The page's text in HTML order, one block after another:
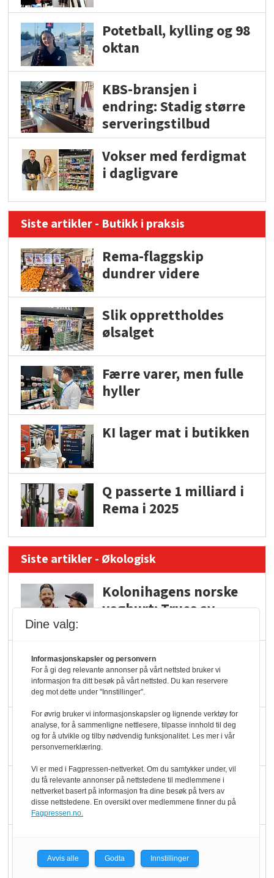
Potetball, kylling og 98
oktan
KBS-bransjen i
endring: Stadig større
serveringstilbud
Vokser med ferdigmat
i dagligvare
Siste artikler - Butikk i praksis
Rema-flaggskip
dundrer videre
Slik opprettholdes
ølsalget
Færre varer, men fulle
hyller
KI lager mat i butikken
Q passerte 1 milliard i
Rema i 2025
Siste artikler - Økologisk
Kolonihagens norske
yoghurt: Trues av
Marit Kolby vant
Økologisk Norge sin
hederspris
Blir enklere å velge
økologisk i butikkhylla
Kolonihagen sliter
med å få tak i nok melk
er klare! Er markedet
Dine valg:
Informasjonskapsler og personvern
For å gi deg relevante annonser på vårt nettsted bruker vi
informasjon fra ditt besøk på vårt nettsted. Du kan reservere
deg mot dette under "Innstillinger".
For øvrig bruker vi informasjonskapsler og lignende verktøy for
analyse, for å sammenligne nettlesere, tilpasse innhold til deg
og for å utvikle og tilby nødvendig funksjonalitet. Les mer i vår
personvernerklæring.
Vi er med i Fagpressen-nettverket. Om du samtykker under, vil
du få relevante annonser på nettstedene til medlemmene i
nettverket basert på informasjon fra dine besøk på tvers av
disse nettstedene. En oversikt over medlemmene finner du på
Fagpressen.no.
Avvis alle Godta Innstillinger